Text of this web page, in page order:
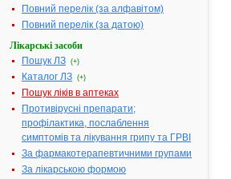
Повний перелік (за алфавітом)
Повний перелік (за датою)
Лікарські засоби
Пошук ЛЗ (+)
Каталог ЛЗ (+)
Пошук ліків в аптеках
Противірусні препарати;
профілактика, послаблення
симптомів та лікування грипу та ГРВІ
За фармакотерапевтичними групами
За лікарською формою